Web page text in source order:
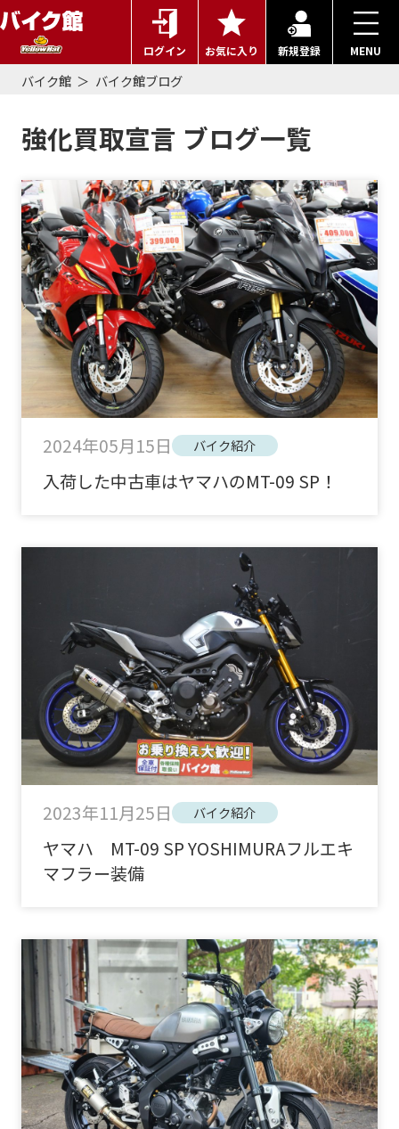
ログイン お気に入り 新規登録 MENU
バイク館 バイク館ブログ
強化買取宣言 ブログ一覧
2024年05月15日 バイク紹介
入荷した中古車はヤマハのMT-09 SP！
2023年11月25日 バイク紹介
ヤマハ MT-09 SP YOSHIMURAフルエキ
マフラー装備